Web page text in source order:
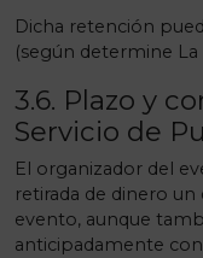
Dicha retención
(según determine La
3.6. Plazo y
Servicio de
El organizador del
retirada de dinero un
evento, aunque
anticipadamente